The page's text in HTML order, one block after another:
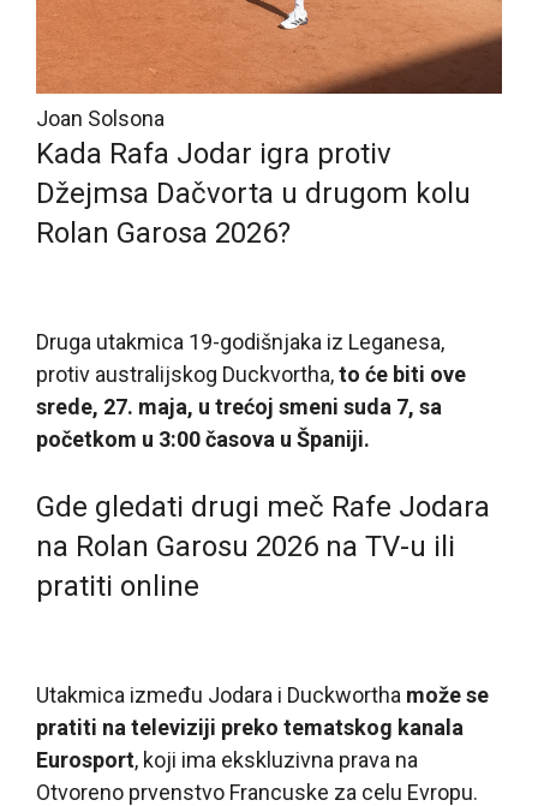
Joan Solsona
Kada Rafa Jodar igra protiv
Džejmsa Dačvorta u drugom kolu
Rolan Garosa 2026?
Druga utakmica 19-godišnjaka iz Leganesa,
protiv australijskog Duckvortha,to će biti ove
srede, 27. maja, u trećoj smeni suda 7, sa
početkom u 3:00 časova u Španiji.
Gde gledati drugi meč Rafe Jodara
na Rolan Garosu 2026 na TV-u ili
pratiti online
Utakmica između Jodara i Duckwortha može se
pratiti na televiziji preko tematskog kanala
Eurosport, koji ima ekskluzivna prava na
Otvoreno prvenstvo Francuske za celu Evropu.